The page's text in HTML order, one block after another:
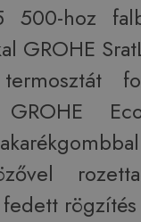
500-hoz
GROHE
rögzítés